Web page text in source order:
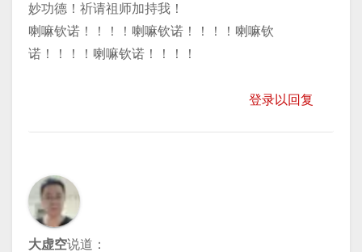
妙功德！祈请祖师加持我！
喇嘛钦诺！！！！喇嘛钦诺！！！！喇嘛钦
诺！！！！喇嘛钦诺！！！！
登录以回复
大虚空说道：